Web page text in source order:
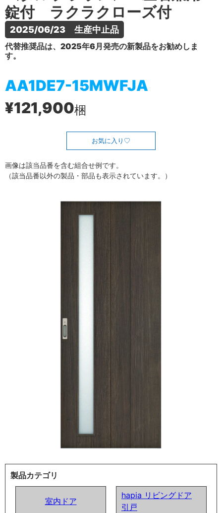
錠付 ラクラクローズ付
2025/06/23　生産中止品
代替推奨品は、2025年6月発売の新製品をお勧めしま
す。
AA1DE7-15MWFJA
¥121,900梱
お気に入り
画像は該当品番を含む組合せ例です。
（該当品番以外の製品・部品も表示されています。）
製品カテゴリ
室内ドア
hapia リビングドア
引戸